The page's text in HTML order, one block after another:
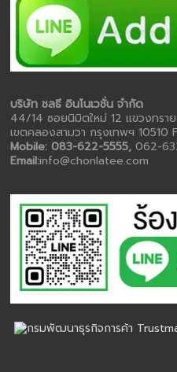
บริษัท ชลธี อินโนเวชั่น จำกัด
44/14 ซอยนิมิตใหม่ 12 แขวงทรา
เขตคลองสามวา กรุงเทพฯ
Mobile: 083-622-5555,062-
Email:info@chonlatee.com